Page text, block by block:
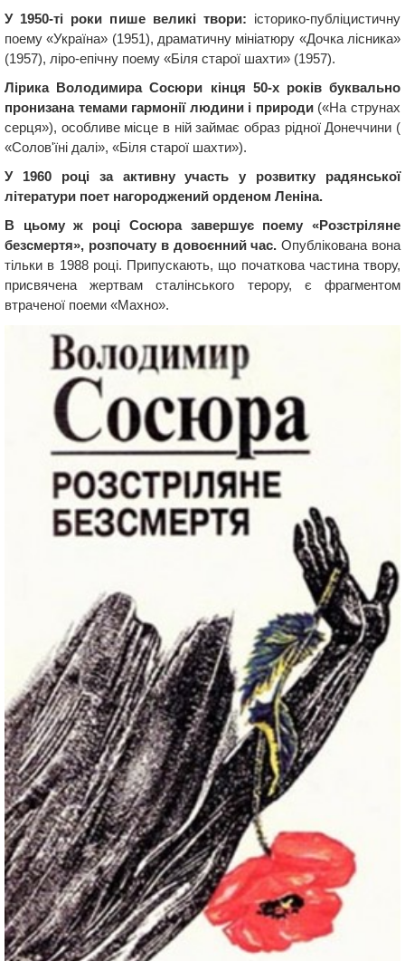
У 1950-ті роки пише великі твори: історико-публіцистичну
поему «Україна» (1951), драматичну мініатюру «Дочка лісника»
(1957), ліро-епічну поему «Біля старої шахти» (1957).
Лірика Володимира Сосюри кінця 50-х років буквально
пронизана темами гармонії людини і природи(«На струнах
серця»), особливе місце в ній займає образ рідної Донеччини (
«Солов'їні далі», «Біля старої шахти»).
У 1960 році за активну участь у розвитку радянської
літератури поет нагороджений орденом Леніна.
В цьому ж році Сосюра завершує поему «Розстріляне
безсмертя», розпочату в довоєнний час. Опублікована вона
тільки в 1988 році. Припускають, що початкова частина твору,
присвячена жертвам сталінського терору, є фрагментом
втраченої поеми «Махно».